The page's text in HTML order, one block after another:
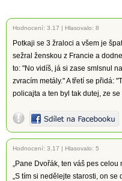
Hodnocení: 3.17 | Hlasovalo: 8
Potkaji se 3 žraloci a všem je
sežral ženskou z Francie a
to: "No vidíš, já si zase smlsnul
zvracím metály." A třetí se přidá:
policajta a ten byl tak dutej, ze
Hodnocení: 3.17 | Hlasovalo: 5
„Pane Dvořák, ten váš pes celou
„S tím si nedělejte starosti, on se